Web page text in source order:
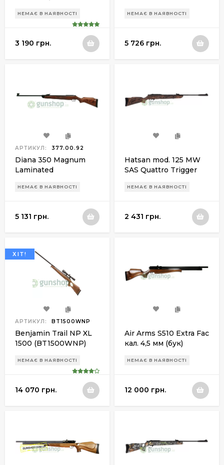
НЕМАЄ В НАЯВНОСТІ
3 190 грн.
НЕМАЄ В НАЯВНОСТІ
5 726 грн.
АРТИКУЛ: 377.00.92
Diana 350 Magnum
Laminated
НЕМАЄ В НАЯВНОСТІ
5 131 грн.
Hatsan mod. 125 MW
SAS Quattro Trigger
НЕМАЄ В НАЯВНОСТІ
2 431 грн.
ХІТ!
АРТИКУЛ: BT1500WNP
Benjamin Trail NP XL
1500 (BT1500WNP)
НЕМАЄ В НАЯВНОСТІ
14 070 грн.
Air Arms S510 Extra Fac
кал. 4,5 мм (бук)
НЕМАЄ В НАЯВНОСТІ
12 000 грн.